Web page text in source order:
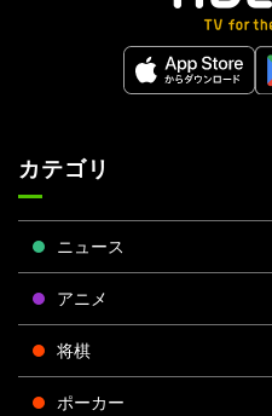
カテゴリ
ニュース
アニメ
将棋
ポーカー